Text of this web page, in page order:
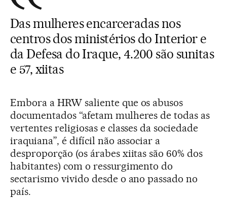
Das mulheres encarceradas nos
centros dos ministérios do Interior e
da Defesa do Iraque, 4.200 são sunitas
e 57, xiitas
Embora a HRW saliente que os abusos
documentados “afetam mulheres de todas as
vertentes religiosas e classes da sociedade
iraquiana”, é difícil não associar a
desproporção (os árabes xiitas são 60% dos
habitantes) com o ressurgimento do
sectarismo vivido desde o ano passado no
país.